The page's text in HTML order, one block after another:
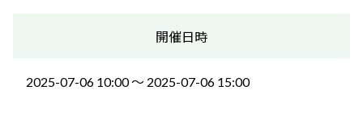
開催日時
2025-07-06 10:00 〜 2025-07-06 15:00